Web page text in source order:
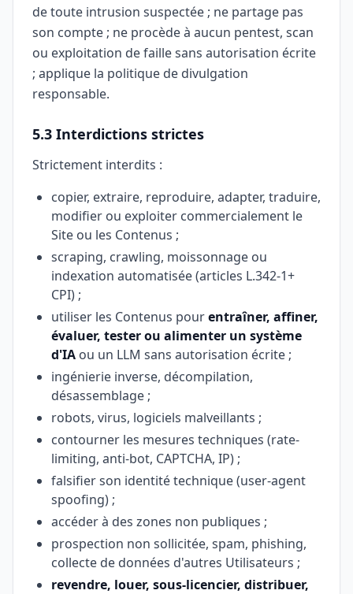
de toute intrusion suspectée ; ne partage pas
son compte ; ne procède à aucun pentest, scan
ou exploitation de faille sans autorisation écrite
; applique la politique de divulgation
responsable.
5.3 Interdictions strictes
Strictement interdits :
copier, extraire, reproduire, adapter, traduire,
modifier ou exploiter commercialement le
Site ou les Contenus ;
scraping, crawling, moissonnage ou
indexation automatisée (articles L.342-1+
CPI) ;
utiliser les Contenus pourentraîner, affiner,
évaluer, tester ou alimenter un système
d'IA ou un LLM sans autorisation écrite ;
ingénierie inverse, décompilation,
désassemblage ;
robots, virus, logiciels malveillants ;
contourner les mesures techniques (rate-
limiting, anti-bot, CAPTCHA, IP) ;
falsifier son identité technique (user-agent
spoofing) ;
accéder à des zones non publiques ;
prospection non sollicitée, spam, phishing,
collecte de données d'autres Utilisateurs ;
revendre, louer, sous-licencier, distribuer,